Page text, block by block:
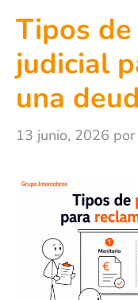
Tipos
judicial
una
13 junio, 2026 por